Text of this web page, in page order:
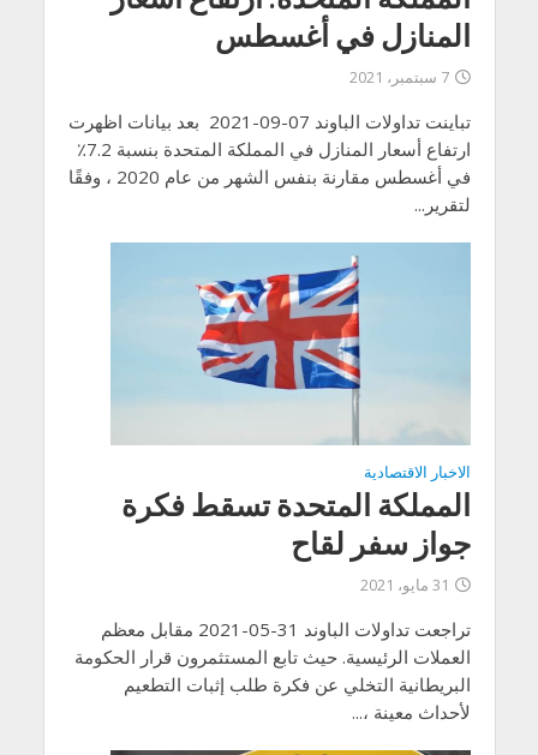
المنازل في أغسطس
7 سبتمبر، 2021
تباينت تداولات الباوند 07-09-2021 بعد بيانات اظهرت
ارتفاع أسعار المنازل في المملكة المتحدة بنسبة 7.2٪
في أغسطس مقارنة بنفس الشهر من عام 2020 ، وفقًا
لتقرير...
الاخبار الاقتصادية
المملكة المتحدة تسقط فكرة
جواز سفر لقاح
31 مايو، 2021
تراجعت تداولات الباوند 31-05-2021 مقابل معظم
العملات الرئيسية. حيث تابع المستثمرون قرار الحكومة
البريطانية التخلي عن فكرة طلب إثبات التطعيم
لأحداث معينة ،...